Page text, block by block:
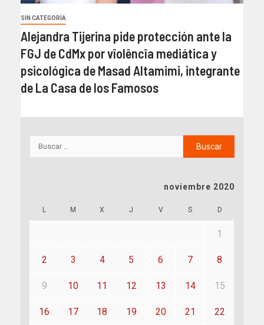
SIN CATEGORÍA
Alejandra Tijerina pide protección ante la
FGJ de CdMx por vîolêncîa mediática y
psicológica de Masad Altamimi, integrante
de La Casa de los Famosos
noviembre 2020
L M X J V S D
1
2 3 4 5 6 7 8
9 10 11 12 13 14 15
16 17 18 19 20 21 22